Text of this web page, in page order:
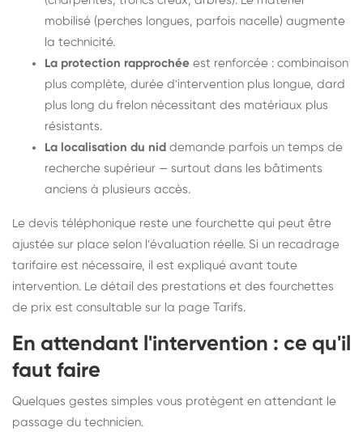
mobilisé (perches longues, parfois nacelle) augmente
la technicité.
La protection rapprochée est renforcée : combinaison
plus complète, durée d'intervention plus longue, dard
plus long du frelon nécessitant des matériaux plus
résistants.
La localisation du nid demande parfois un temps de
recherche supérieur — surtout dans les bâtiments
anciens à plusieurs accès.
Le devis téléphonique reste une fourchette qui peut être
ajustée sur place selon l'évaluation réelle. Si un recadrage
tarifaire est nécessaire, il est expliqué avant toute
intervention. Le détail des prestations et des fourchettes
de prix est consultable sur la page Tarifs.
En attendant l'intervention : ce qu'il
faut faire
Quelques gestes simples vous protègent en attendant le
passage du technicien.